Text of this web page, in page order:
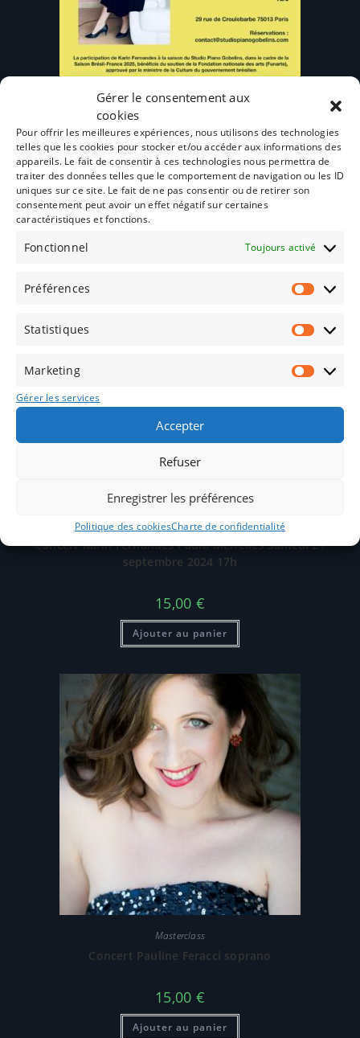
Gérer le consentement aux
cookies
Pour offrir les meilleures expériences, nous utilisons des technologies
telles que les cookies pour stocker et/ou accéder aux informations des
appareils. Le fait de consentir à ces technologies nous permettra de
traiter des données telles que le comportement de navigation ou les ID
uniques sur ce site. Le fait de ne pas consentir ou de retirer son
consentement peut avoir un effet négatif sur certaines
caractéristiques et fonctions.
Fonctionnel Toujours activé
Préférences
Statistiques
Marketing
Gérer les services
Accepter
Refuser
Enregistrer les préférences
Politique des cookiesCharte de confidentialité
Masterclass
Concert Karin Dimanche 31 août 2025 15h30
12,00€
Ajouter au panier
Masterclass
Concert Karin Fernandes Paulo Meirelles Samedi 21
septembre 2024 17h
15,00 €
Ajouter au panier
Masterclass
Concert Pauline Feracci soprano
15,00 €
Ajouter au panier